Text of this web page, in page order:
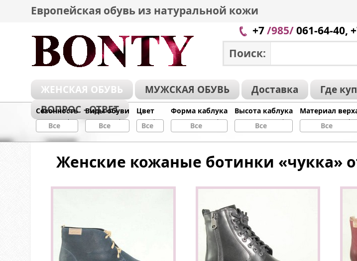
Европейская обувь из натуральной кожи
+7/985/061-64-40,
Поиск:
ЖЕНСКАЯ ОБУВЬ МУЖСКАЯ ОБУВЬ Доставка Где
ВОПРОС - ОТВЕТ
Сезонность
Все
Виды обуви
Все
Цвет
Все
Форма каблука
Все
Высота каблука
Все
Материал
Все
Женские кожаные ботинки «чукка»